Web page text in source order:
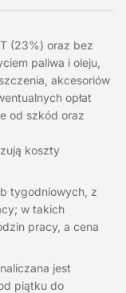
(23%) oraz bez
paliwa i oleju,
akcesoriów
opłat
od szkód oraz
koszty
tygodniowych, z
w takich
pracy, a cena
jest
piątku do